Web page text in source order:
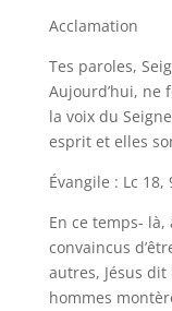
Acclamation
Tes paroles,
Aujourd’hui, ne
la voix du
esprit et elles
Évangile : Lc 18,
En ce temps-
convaincus
autres, Jésus
hommes